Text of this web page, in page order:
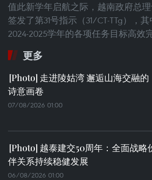
值此新学年启航之际，越南政府总
签发了第31号指示（31/CT-TTg），
2024-2025学年的各项任务目标高效
更多
走进陵姑湾 邂逅山海交融的
诗意画卷
07/08/2026 01:00
越泰建交50周年：全面战略
伴关系持续稳健发展
06/08/2026 01:00